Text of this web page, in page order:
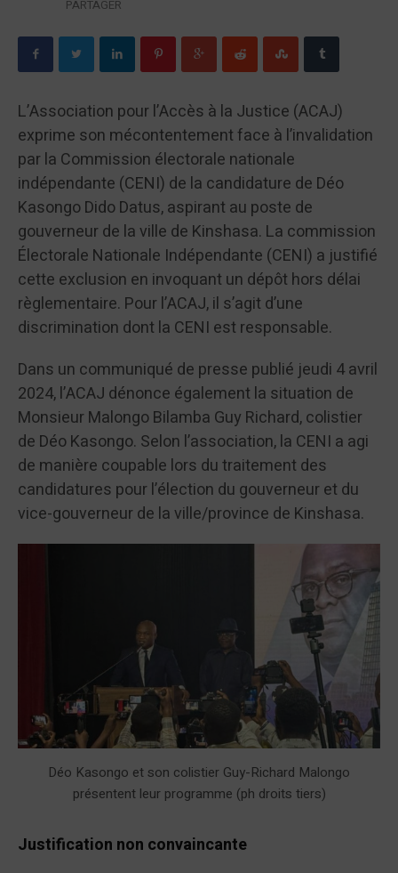
PARTAGER
L’Association pour l’Accès à la Justice (ACAJ)
exprime son mécontentement face à l’invalidation
par la Commission électorale nationale
indépendante (CENI) de la candidature de Déo
Kasongo Dido Datus, aspirant au poste de
gouverneur de la ville de Kinshasa. La commission
Électorale Nationale Indépendante (CENI) a justifié
cette exclusion en invoquant un dépôt hors délai
règlementaire. Pour l’ACAJ, il s’agit d’une
discrimination dont la CENI est responsable.
Dans un communiqué de presse publié jeudi 4 avril
2024, l’ACAJ dénonce également la situation de
Monsieur Malongo Bilamba Guy Richard, colistier
de Déo Kasongo. Selon l’association, la CENI a agi
de manière coupable lors du traitement des
candidatures pour l’élection du gouverneur et du
vice-gouverneur de la ville/province de Kinshasa.
Déo Kasongo et son colistier Guy-Richard Malongo
présentent leur programme (ph droits tiers)
Justification non convaincante